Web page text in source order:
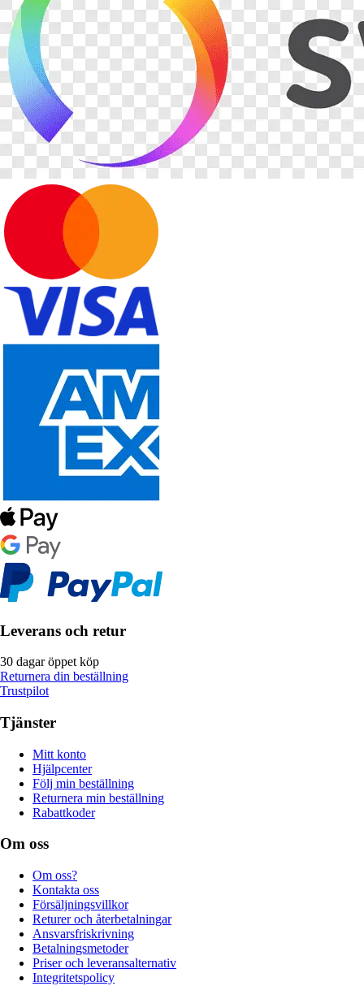
Leverans och retur
30 dagar öppet köp
Returnera din beställning
Trustpilot
Tjänster
Mitt konto
Hjälpcenter
Följ min beställning
Returnera min beställning
Rabattkoder
Om oss
Om oss?
Kontakta oss
Försäljningsvillkor
Returer och återbetalningar
Ansvarsfriskrivning
Betalningsmetoder
Priser och leveransalternativ
Integritetspolicy